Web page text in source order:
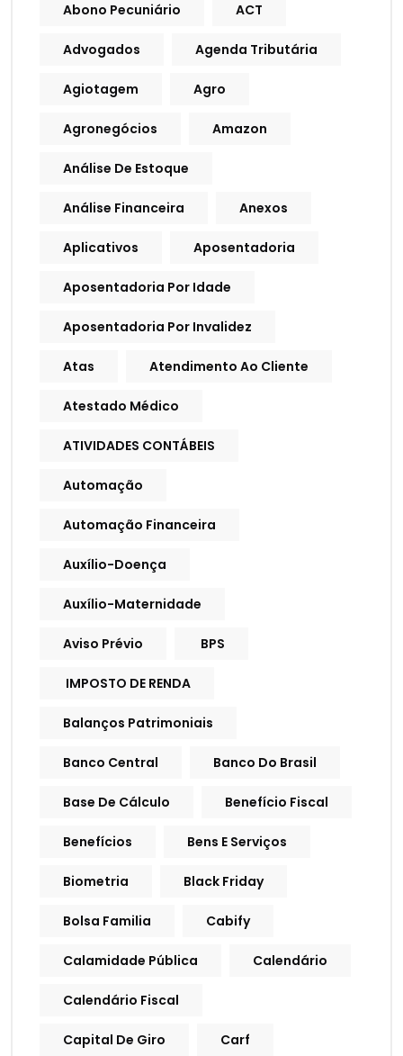
Abono Pecuniário ACT
Advogados Agenda Tributária
Agiotagem Agro
Agronegócios Amazon
Análise De Estoque
Análise Financeira Anexos
Aplicativos Aposentadoria
Aposentadoria Por Idade
Aposentadoria Por Invalidez
Atas Atendimento Ao Cliente
Atestado Médico
ATIVIDADES CONTÁBEIS
Automação
Automação Financeira
Auxílio-Doença
Auxílio-Maternidade
Aviso Prévio BPS
IMPOSTO DE RENDA
Balanços Patrimoniais
Banco Central Banco Do Brasil
Base De Cálculo Benefício Fiscal
Benefícios Bens E Serviços
Biometria Black Friday
Bolsa Familia Cabify
Calamidade Pública Calendário
Calendário Fiscal
Capital De Giro Carf